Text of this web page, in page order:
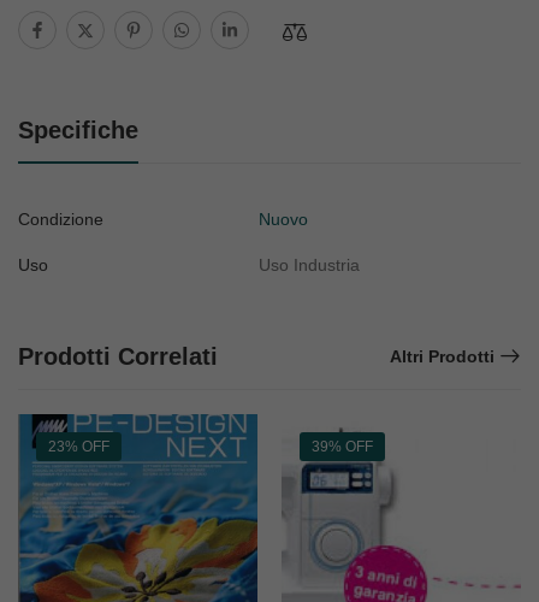
Specifiche
Condizione Nuovo
Uso Uso Industria
Prodotti Correlati Altri Prodotti
23% OFF 39% OFF